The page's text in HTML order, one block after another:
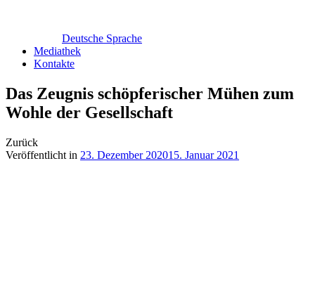
Deutsche Sprache
Mediathek
Kontakte
Das Zeugnis schöpferischer Mühen zum
Wohle der Gesellschaft
Zurück
Veröffentlicht in 23. Dezember 202015. Januar 2021